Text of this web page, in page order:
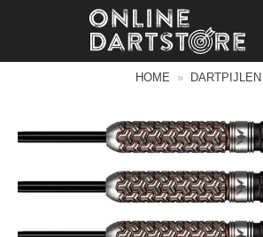
HOME » DARTPIJLEN